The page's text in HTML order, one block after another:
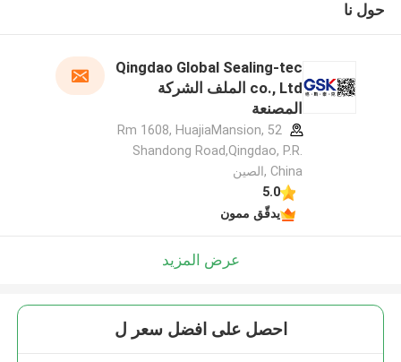
حول نا
Qingdao Global Sealing-tec
co., Ltd الملف الشركة
المصنعة
Rm 1608, HuajiaMansion, 52
Shandong Road,Qingdao, P.R.
China ,الصين
5.0
يدقّق ممون
عرض المزيد
احصل على افضل سعر ل